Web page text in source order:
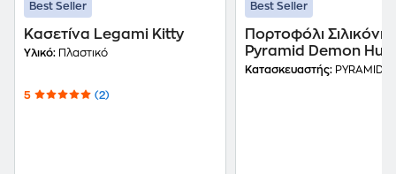
Best Seller
Κασετίνα Legami Kitty
Υλικό: Πλαστικό
5 (2)
Best Seller
Πορτοφόλι Σιλικόνης
Pyramid Demon
Derpy
Κατασκευαστής: PYRAMID